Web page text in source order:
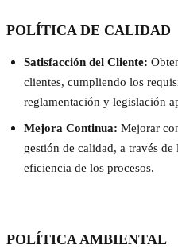
POLÍTICA DE CALIDAD
Satisfacción del Cliente:
clientes, cumpliendo los
reglamentación y legislación
Mejora Continua: Mejorar
gestión de calidad, a través
eficiencia de los procesos.
POLÍTICA AMBIENTAL